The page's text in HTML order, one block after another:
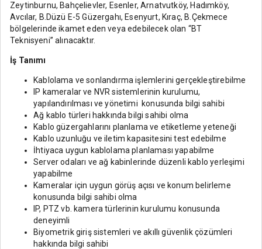
Zeytinburnu, Bahçelievler, Esenler, Arnatvutköy, Hadımköy,
Avcılar, B.Düzü E-5 Güzergahı, Esenyurt, Kıraç, B.Çekmece
bölgelerinde ikamet eden veya edebilecek olan “BT
Teknisyeni” alınacaktır.
İş Tanımı
Kablolama ve sonlandırma işlemlerini gerçekleştirebilme
IP kameralar ve NVR sistemlerinin kurulumu,
yapılandırılması ve yönetimi konusunda bilgi sahibi
Ağ kablo türleri hakkında bilgi sahibi olma
Kablo güzergahlarını planlama ve etiketleme yeteneği
Kablo uzunluğu ve iletim kapasitesini test edebilme
İhtiyaca uygun kablolama planlaması yapabilme
Server odaları ve ağ kabinlerinde düzenli kablo yerleşimi
yapabilme
Kameralar için uygun görüş açısı ve konum belirleme
konusunda bilgi sahibi olma
IP, PTZ vb. kamera türlerinin kurulumu konusunda
deneyimli
Biyometrik giriş sistemleri ve akıllı güvenlik çözümleri
hakkında bilgi sahibi